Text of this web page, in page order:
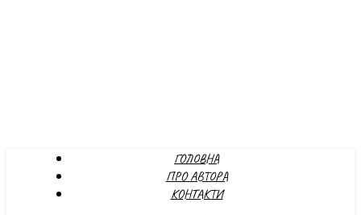
ГОЛОВНА
ПРО АВТОРА
КОНТАКТИ